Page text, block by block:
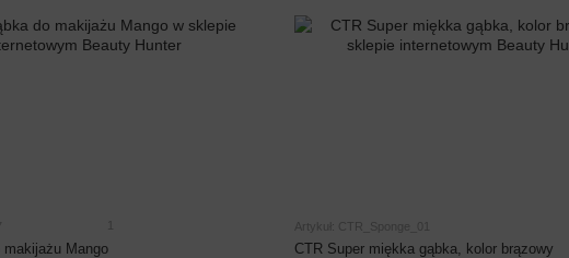
makijażu Mango
Artykuł: CTR_Sponge_01
CTR Super miękka gąbka, kolor brązowy